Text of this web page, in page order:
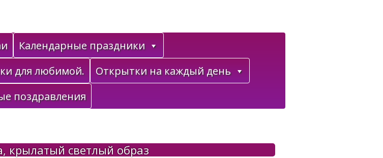
Календарные праздники
для любимой.
Открытки на каждый день
поздравления
крылатый светлый образ